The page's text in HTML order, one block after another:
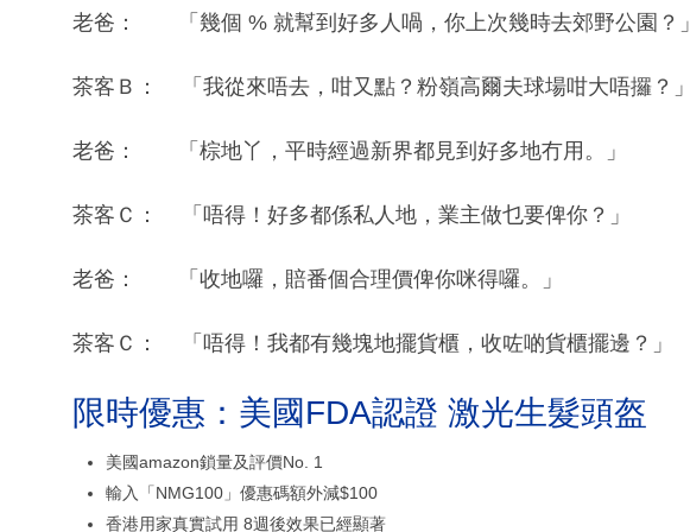
老爸： 「幾個 % 就幫到好多人喎，你上次幾時去郊野公園？」
茶客Ｂ： 「我從來唔去，咁又點？粉嶺高爾夫球場咁大唔攞？」
老爸： 「棕地丫，平時經過新界都見到好多地冇用。」
茶客Ｃ： 「唔得！好多都係私人地，業主做乜要俾你？」
老爸： 「收地囉，賠番個合理價俾你咪得囉。」
茶客Ｃ： 「唔得！我都有幾塊地擺貨櫃，收咗啲貨櫃擺邊？」
限時優惠：美國FDA認證 激光生髮頭盔
美國amazon鎖量及評價No. 1
輸入「NMG100」優惠碼額外減$100
香港用家真實試用 8週後效果已經顯著